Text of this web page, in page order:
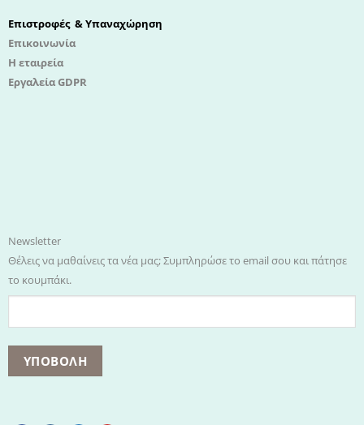
Επιστροφές & Υπαναχώρηση
Επικοινωνία
Η εταιρεία
Εργαλεία GDPR
Newsletter
Θέλεις να μαθαίνεις τα νέα μας; Συμπληρώσε το email σου και πάτησε
το κουμπάκι.